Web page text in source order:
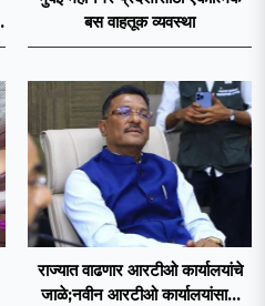
बस वाहतूक व्यवस्था
राज्यात वाढणार आरटीओ कार्यालयांचे
जाळे;नवीन आरटीओ कार्यालयांसाठी